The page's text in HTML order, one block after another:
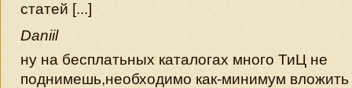
статей [...]
Daniil
ну на бесплатьных каталогах много ТиЦ не
поднимешь,необходимо как-минимум вложить